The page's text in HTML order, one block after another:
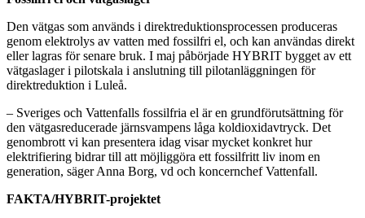
Den vätgas som används i direktreduktionsprocessen produceras
genom elektrolys av vatten med fossilfri el, och kan användas direkt
eller lagras för senare bruk. I maj påbörjade HYBRIT bygget av ett
vätgaslager i pilotskala i anslutning till pilotanläggningen för
direktreduktion i Luleå.
– Sveriges och Vattenfalls fossilfria el är en grundförutsättning för
den vätgasreducerade järnsvampens låga koldioxidavtryck. Det
genombrott vi kan presentera idag visar mycket konkret hur
elektrifiering bidrar till att möjliggöra ett fossilfritt liv inom en
generation, säger Anna Borg, vd och koncernchef Vattenfall.
FAKTA/HYBRIT-projektet